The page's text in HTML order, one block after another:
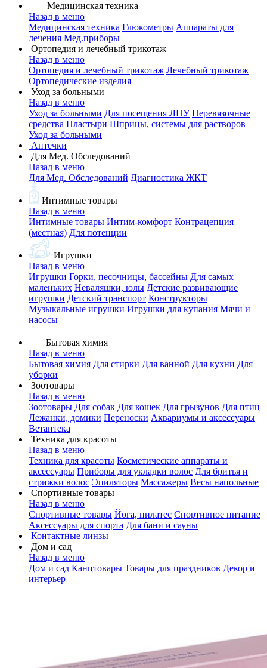
Медицинская техника
Назад в меню
Медицинская техника Глюкометры Аппараты для
лечения Мед.приборы
Ортопедия и лечебный трикотаж
Назад в меню
Ортопедия и лечебный трикотаж Лечебный трикотаж
Ортопедические изделия
Уход за больными
Назад в меню
Уход за больными Для посещения ЛПУ Перевязочные
средства Пластыри Шприцы, системы для растворов
Уход за больными
Аптечки
Для Мед. Обследований
Назад в меню
Для Мед. Обследований Диагностика ЖКТ
Интимные товары
Назад в меню
Интимные товары Интим-комфорт Контрацепция
(местная) Для потенции
Игрушки
Назад в меню
Игрушки Горки, песочницы, бассейны Для самых
маленьких Неваляшки, юлы Детские развивающие
игрушки Детский транспорт Конструкторы
Музыкальные игрушки Игрушки для купания Мячи и
насосы
Бытовая химия
Назад в меню
Бытовая химия Для стирки Для ванной Для кухни Для
уборки
Зоотовары
Назад в меню
Зоотовары Для собак Для кошек Для грызунов Для птиц
Лежанки, домики Переноски Аквариумы и аксессуары
Ветаптека
Техника для красоты
Назад в меню
Техника для красоты Косметические аппараты и
аксессуары Приборы для укладки волос Для бритья и
стрижки волос Эпиляторы Массажеры Весы напольные
Спортивные товары
Назад в меню
Спортивные товары Йога, пилатес Спортивное питание
Аксессуары для спорта Для бани и сауны
Контактные линзы
Дом и сад
Назад в меню
Дом и сад Канцтовары Товары для праздников Декор и
интерьер